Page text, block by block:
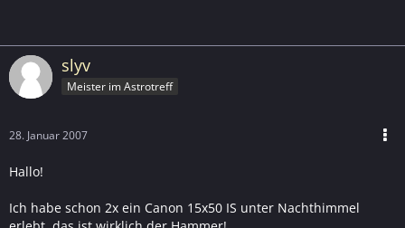
slyv
Meister im Astrotreff
28. Januar 2007
Hallo!
Ich habe schon 2x ein Canon 15x50 IS unter Nachthimmel